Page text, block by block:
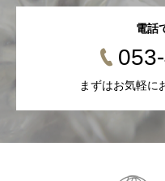
電話
まずはお気軽に